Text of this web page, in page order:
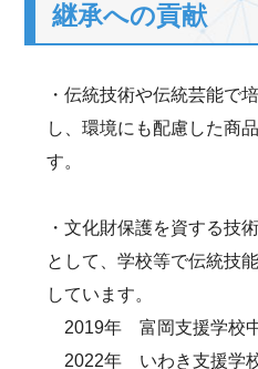
継承への貢献
・伝統技術や伝統芸能で
し、環境にも配慮した商
す。
・文化財保護を資する技
として、学校等で伝統技
しています。
2019年 富岡支援学校
2022年 いわき支援学